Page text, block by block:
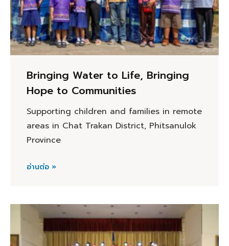
Bringing Water to Life, Bringing
Hope to Communities
Supporting children and families in remote
areas in Chat Trakan District, Phitsanulok
Province
อ่านต่อ »